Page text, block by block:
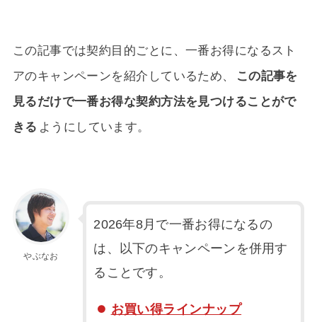
この記事では契約目的ごとに、一番お得になるスト
アのキャンペーンを紹介しているため、
この記事を
見るだけで一番お得な契約方法を見つけることがで
きる ようにしています。
やぶなお
2026年8月で一番お得になるの
は、以下のキャンペーンを併用す
ることです。
お買い得ラインナップ